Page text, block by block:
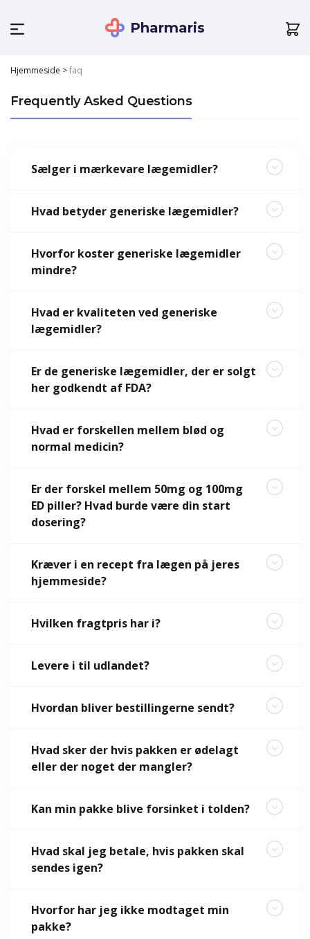
Pharmaris
Hjemmeside >faq
Frequently Asked Questions
Sælger i mærkevare lægemidler?
Hvad betyder generiske lægemidler?
Hvorfor koster generiske lægemidler
mindre?
Hvad er kvaliteten ved generiske
lægemidler?
Er de generiske lægemidler, der er solgt
her godkendt af FDA?
Hvad er forskellen mellem blød og
normal medicin?
Er der forskel mellem 50mg og 100mg
ED piller? Hvad burde være din start
dosering?
Kræver i en recept fra lægen på jeres
hjemmeside?
Hvilken fragtpris har i?
Levere i til udlandet?
Hvordan bliver bestillingerne sendt?
Hvad sker der hvis pakken er ødelagt
eller der noget der mangler?
Kan min pakke blive forsinket i tolden?
Hvad skal jeg betale, hvis pakken skal
sendes igen?
Hvorfor har jeg ikke modtaget min
pakke?